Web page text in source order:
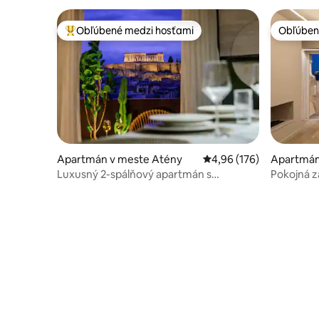
Najobľúbenejšie medzi hosťami
Obľúbené medzi hosťami
Apartmán v meste Atény Priemerné
4,96 (176)
Luxusný 2-spálňový apartmán s
Pokojná